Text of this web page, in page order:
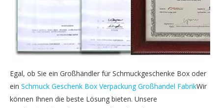
Egal, ob Sie ein Großhändler für Schmuckgeschenke Box oder
ein Schmuck Geschenk Box Verpackung Großhandel FabrikWir
können Ihnen die beste Lösung bieten. Unsere